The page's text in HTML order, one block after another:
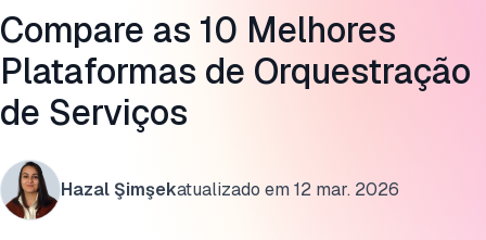
Dados
Software Empresarial
Serviços
Contate-nos
Compare as 10 Melhores
Plataformas de Orquestração
de Serviços
Hazal Şimşekatualizado em12 mar. 2026
Jams Scheduler
Ansible by Red Hat
CA Automic Automation